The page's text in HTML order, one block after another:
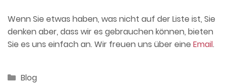
Wenn Sie etwas haben, was nicht auf der Liste ist, Sie
denken aber, dass wir es gebrauchen können, bieten
Sie es uns einfach an. Wir freuen uns über eine Email.
Kategorien
Blog